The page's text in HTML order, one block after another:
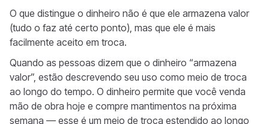
O que distingue o dinheiro não é que ele armazena valor
(tudo o faz até certo ponto), mas que ele é mais
facilmente aceito em troca.
Quando as pessoas dizem que o dinheiro “armazena
valor”, estão descrevendo seu uso como meio de troca
ao longo do tempo. O dinheiro permite que você venda
mão de obra hoje e compre mantimentos na próxima
semana — esse é um meio de troca estendido ao longo